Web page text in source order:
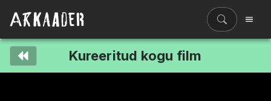
Kureeritud kogu film
Filmiriiul
Kureeritud kogud